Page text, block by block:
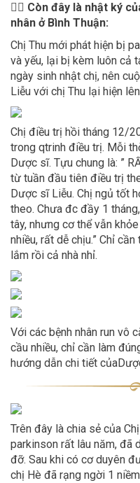
👩‍⚕️ Còn đây là nhật ký
nhân ở Bình Thuận:
Chị Thu mới phát hiện bị
và yếu, lại bị kèm luôn cả
ngày sinh nhật chị, nên
Liễu với chị Thu lại hiện
Chị điều trị hồi tháng 12/
trong qtrinh điều trị. Mỗi
Dược sĩ. Tựu chung là: ”
từ tuần đầu tiên điều trị
Dược sĩ Liễu. Chị ngủ tốt
theo. Chưa đc đầy 1
tây, nhưng cơ thể vẫn
nhiều, rất dễ chịu.” Chỉ
lắm rồi cả nhà nhỉ.
Với các bệnh nhân run vô
cầu nhiều, chỉ cần làm
hướng dẫn chi tiết
Trên đây là chia sẻ của
parkinson rất lâu năm, đã
đỡ. Sau khi có cơ duyên
chị Hè đã rạng ngời 1